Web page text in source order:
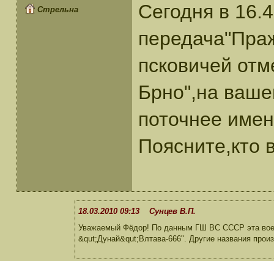
Стрельна
Сегодня в
псковичей
Брно",на
поточнее
Поясните,кто
18.03.2010 09:13 Сунцев В.П.
Уважаемый Фёдор! По данным ГШ ВС СССР эта
&qut;Дунай&qut;Влтава-666". Другие названия